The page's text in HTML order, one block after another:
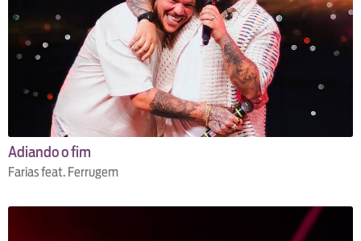
Adiando o fim
Farias feat. Ferrugem